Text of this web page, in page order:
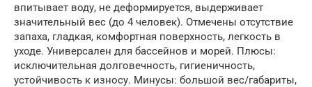
впитывает воду, не деформируется, выдерживает
значительный вес (до 4 человек). Отмечены отсутствие
запаха, гладкая, комфортная поверхность, легкость в
уходе. Универсален для бассейнов и морей. Плюсы:
исключительная долговечность, гигиеничность,
устойчивость к износу. Минусы: большой вес/габариты,